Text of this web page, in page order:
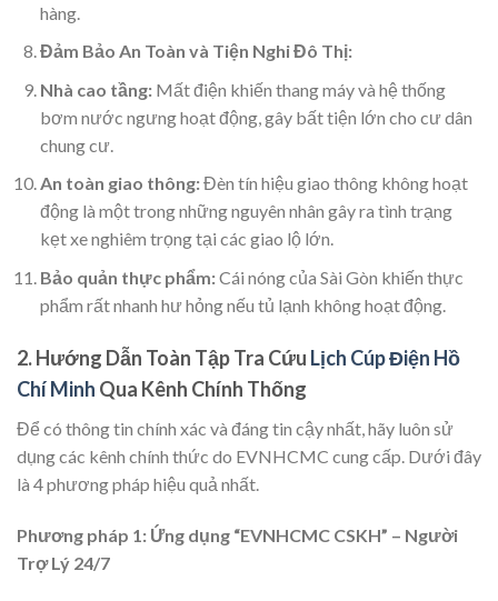
hàng.
Đảm Bảo An Toàn và Tiện Nghi Đô Thị:
Nhà cao tầng:Mất điện khiến thang máy và hệ thống
bơm nước ngưng hoạt động, gây bất tiện lớn cho cư dân
chung cư.
An toàn giao thông:Đèn tín hiệu giao thông không hoạt
động là một trong những nguyên nhân gây ra tình trạng
kẹt xe nghiêm trọng tại các giao lộ lớn.
Bảo quản thực phẩm:Cái nóng của Sài Gòn khiến thực
phẩm rất nhanh hư hỏng nếu tủ lạnh không hoạt động.
2. Hướng Dẫn Toàn Tập Tra Cứu Lịch Cúp Điện Hồ
Chí Minh Qua Kênh Chính Thống
Để có thông tin chính xác và đáng tin cậy nhất, hãy luôn sử
dụng các kênh chính thức do EVNHCMC cung cấp. Dưới đây
là 4 phương pháp hiệu quả nhất.
Phương pháp 1: Ứng dụng “EVNHCMC CSKH” – Người
Trợ Lý 24/7